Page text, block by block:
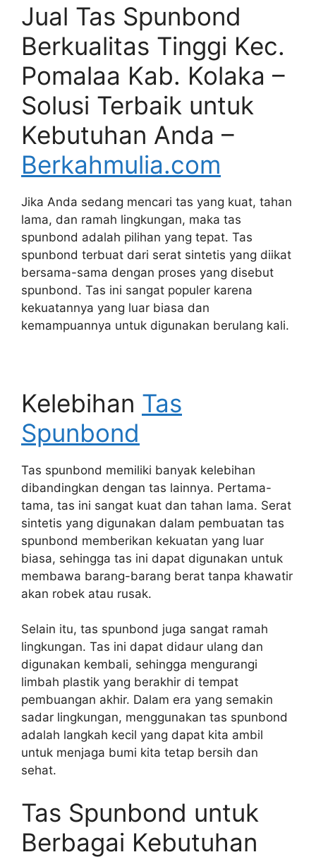
Jual Tas Spunbond
Berkualitas Tinggi Kec.
Pomalaa Kab. Kolaka –
Solusi Terbaik untuk
Kebutuhan Anda –
Berkahmulia.com
Jika Anda sedang mencari tas yang kuat, tahan
lama, dan ramah lingkungan, maka tas
spunbond adalah pilihan yang tepat. Tas
spunbond terbuat dari serat sintetis yang diikat
bersama-sama dengan proses yang disebut
spunbond. Tas ini sangat populer karena
kekuatannya yang luar biasa dan
kemampuannya untuk digunakan berulang kali.
Kelebihan Tas
Spunbond
Tas spunbond memiliki banyak kelebihan
dibandingkan dengan tas lainnya. Pertama-
tama, tas ini sangat kuat dan tahan lama. Serat
sintetis yang digunakan dalam pembuatan tas
spunbond memberikan kekuatan yang luar
biasa, sehingga tas ini dapat digunakan untuk
membawa barang-barang berat tanpa khawatir
akan robek atau rusak.
Selain itu, tas spunbond juga sangat ramah
lingkungan. Tas ini dapat didaur ulang dan
digunakan kembali, sehingga mengurangi
limbah plastik yang berakhir di tempat
pembuangan akhir. Dalam era yang semakin
sadar lingkungan, menggunakan tas spunbond
adalah langkah kecil yang dapat kita ambil
untuk menjaga bumi kita tetap bersih dan
sehat.
Tas Spunbond untuk
Berbagai Kebutuhan